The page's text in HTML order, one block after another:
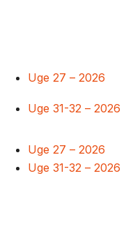
Uge 27 – 2026
Uge 31-32 – 2026
Uge 27 – 2026
Uge 31-32 – 2026